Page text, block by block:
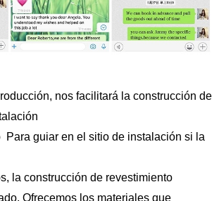
nos facilitará la construcción de
Para guiar en el sitio de instalación si la
la construcción de revestimiento
Ofrecemos los materiales que